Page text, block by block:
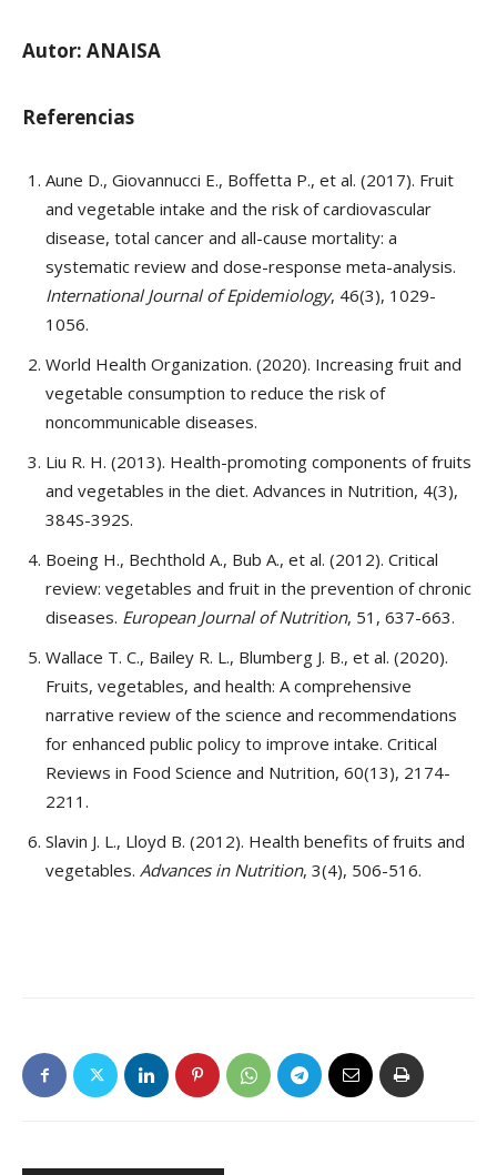
Autor: ANAISA
Referencias
Aune D., Giovannucci E., Boffetta P., et al. (2017). Fruit
and vegetable intake and the risk of cardiovascular
disease, total cancer and all-cause mortality: a
systematic review and dose-response meta-analysis.
International Journal of Epidemiology, 46(3), 1029-
1056.
World Health Organization. (2020). Increasing fruit and
vegetable consumption to reduce the risk of
noncommunicable diseases.
Liu R. H. (2013). Health-promoting components of fruits
and vegetables in the diet. Advances in Nutrition, 4(3),
384S-392S.
Boeing H., Bechthold A., Bub A., et al. (2012). Critical
review: vegetables and fruit in the prevention of chronic
diseases. European Journal of Nutrition, 51, 637-663.
Wallace T. C., Bailey R. L., Blumberg J. B., et al. (2020).
Fruits, vegetables, and health: A comprehensive
narrative review of the science and recommendations
for enhanced public policy to improve intake. Critical
Reviews in Food Science and Nutrition, 60(13), 2174-
2211.
Slavin J. L., Lloyd B. (2012). Health benefits of fruits and
vegetables. Advances in Nutrition, 3(4), 506-516.